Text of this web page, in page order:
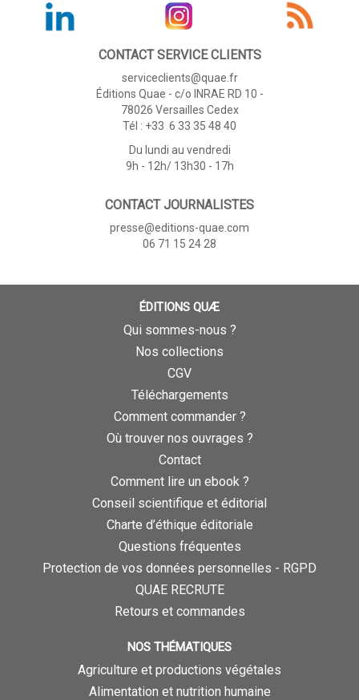
CONTACT SERVICE CLIENTS
serviceclients@quae.fr
Éditions Quae - c/o INRAE RD 10 -
78026 Versailles Cedex
Tél : +33 6 33 35 48 40
Du lundi au vendredi
9h - 12h/ 13h30 - 17h
CONTACT JOURNALISTES
presse@editions-quae.com
06 71 15 24 28
ÉDITIONS QUÆ
Qui sommes-nous ?
Nos collections
CGV
Téléchargements
Comment commander ?
Où trouver nos ouvrages ?
Contact
Comment lire un ebook ?
Conseil scientifique et éditorial
Charte d’éthique éditoriale
Questions fréquentes
Protection de vos données personnelles - RGPD
QUAE RECRUTE
Retours et commandes
NOS THÉMATIQUES
Agriculture et productions végétales
Alimentation et nutrition humaine